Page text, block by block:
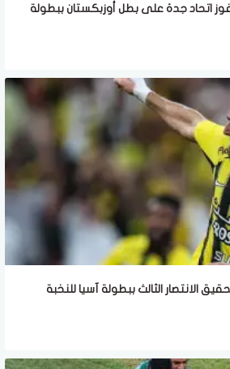
اتحاد جدة على بطل أوزبكستان ببطولة
الانتصار الثالث ببطولة آسيا للنخبة